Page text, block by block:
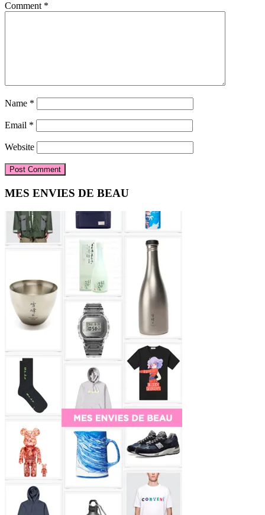
Comment *
Name *
Email *
Website
Primary
Sidebar
MES ENVIES DE BEAU